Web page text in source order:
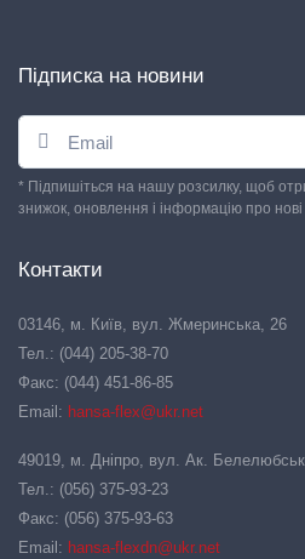
Підписка на новини
* Підпишіться на нашу розсилку, щоб
знижок, оновлення і інформацію про нові
Контакти
03146, м. Київ, вул. Жмеринська, 26
Тел.: (044) 205-38-70
Факс: (044) 451-86-85
Email: hansa-flex@ukr.net
49019, м. Дніпро, вул. Ак.
Тел.: (056) 375-93-23
Факс: (056) 375-93-63
Email: hansa-flexdn@ukr.net